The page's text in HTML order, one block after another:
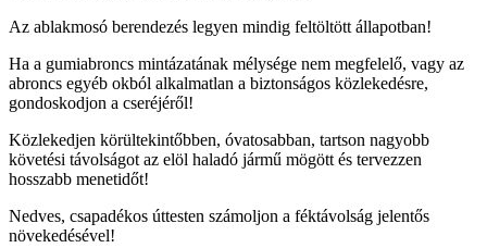
Az ablakmosó berendezés legyen mindig feltöltött állapotban!
Ha a gumiabroncs mintázatának mélysége nem megfelelő, vagy az
abroncs egyéb okból alkalmatlan a biztonságos közlekedésre,
gondoskodjon a cseréjéről!
Közlekedjen körültekintőbben, óvatosabban, tartson nagyobb
követési távolságot az elöl haladó jármű mögött és tervezzen
hosszabb menetidőt!
Nedves, csapadékos úttesten számoljon a féktávolság jelentős
növekedésével!